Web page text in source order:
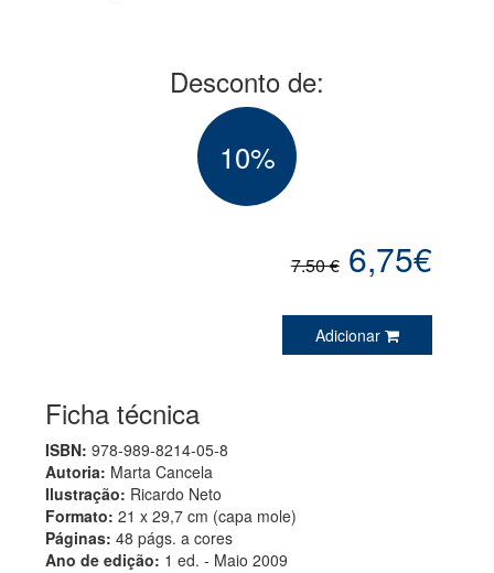
Desconto de:
10%
7.50 € 6,75€
Adicionar
Ficha técnica
ISBN: 978-989-8214-05-8
Autoria: Marta Cancela
Ilustração: Ricardo Neto
Formato:21 x 29,7 cm (capa mole)
Páginas: 48 págs. a cores
Ano de edição: 1 ed. - Maio 2009